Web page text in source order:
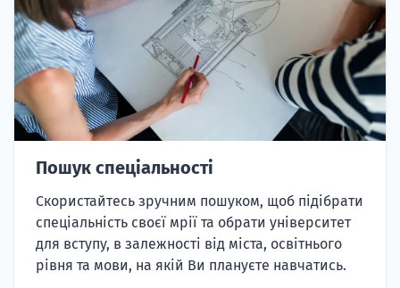
Пошук спеціальності
Скористайтесь зручним пошуком, щоб підібрати
спеціальність своєї мрії та обрати університет
для вступу, в залежності від міста, освітнього
рівня та мови, на якій Ви плануєте навчатись.